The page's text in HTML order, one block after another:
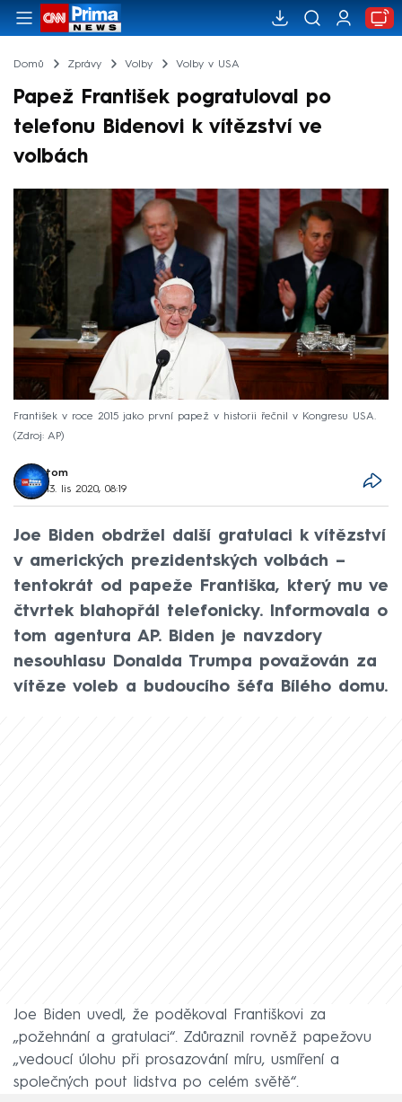
Domů Zprávy Volby Volby v USA
Papež František pogratuloval po
telefonu Bidenovi k vítězství ve
volbách
František v roce 2015 jako první papež v historii řečnil v Kongresu USA.
Zdroj: AP
tom
13. lis 2020, 08:19
Joe Biden obdržel další gratulaci k vítězství
v amerických prezidentských volbách –
tentokrát od papeže Františka, který mu ve
čtvrtek blahopřál telefonicky. Informovala o
tom agentura AP. Biden je navzdory
nesouhlasu Donalda Trumpa považován za
vítěze voleb a budoucího šéfa Bílého domu.
Joe Biden uvedl, že poděkoval Františkovi za
„požehnání a gratulaci“. Zdůraznil rovněž papežovu
„vedoucí úlohu při prosazování míru, usmíření a
společných pout lidstva po celém světě“.